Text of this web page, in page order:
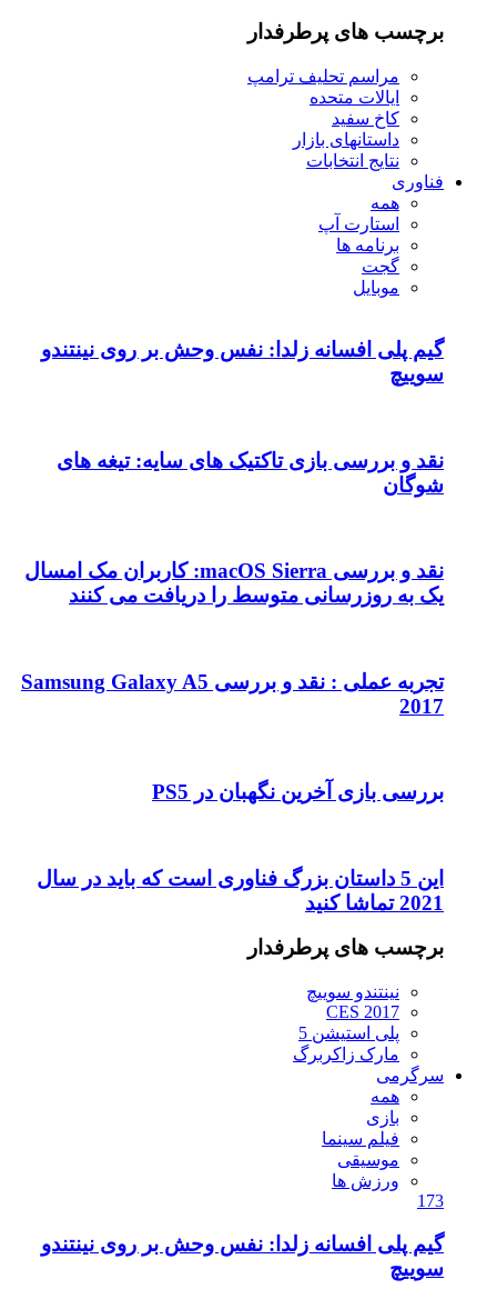
برچسب های پرطرفدار
مراسم تحلیف ترامپ
ایالات متحده
کاخ سفید
داستانهای بازار
نتایج انتخابات
فناوری
همه
استارت آپ
برنامه ها
گجت
موبایل
گیم پلی افسانه زلدا: نفس وحش بر روی نینتندو
سوییچ
نقد و بررسی بازی تاکتیک های سایه: تیغه های
شوگان
نقد و بررسی macOS Sierra: کاربران مک امسال
یک به روزرسانی متوسط را دریافت می کنند
تجربه عملی : نقد و بررسی Samsung Galaxy A5
2017
بررسی بازی آخرین نگهبان در PS5
این 5 داستان بزرگ فناوری است که باید در سال
2021 تماشا کنید
برچسب های پرطرفدار
نینتندو سوییچ
CES 2017
پلی استیشن 5
مارک زاکربرگ
سرگرمی
همه
بازی
فیلم سینما
موسیقی
ورزش ها
173
گیم پلی افسانه زلدا: نفس وحش بر روی نینتندو
سوییچ